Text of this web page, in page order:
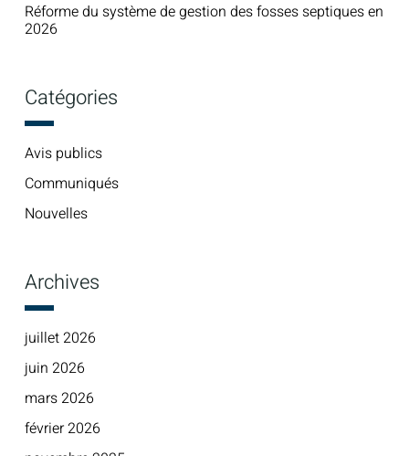
Réforme du système de gestion des fosses septiques en
2026
Catégories
Avis publics
Communiqués
Nouvelles
Archives
juillet 2026
juin 2026
mars 2026
février 2026